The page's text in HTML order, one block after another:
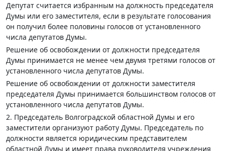
Депутат считается избранным на должность председателя
Думы или его заместителя, если в результате голосования
он получил более половины голосов от установленного
числа депутатов Думы.
Решение об освобождении от должности председателя
Думы принимается не менее чем двумя третями голосов от
установленного числа депутатов Думы.
Решение об освобождении от должности заместителя
председателя Думы принимается большинством голосов от
установленного числа депутатов Думы.
2. Председатель Волгоградской областной Думы и его
заместители организуют работу Думы. Председатель по
должности является юридическим представителем
областной Думы и имеет права руководителя учреждения